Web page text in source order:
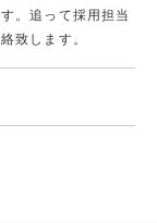
。追って採用担当
致します。